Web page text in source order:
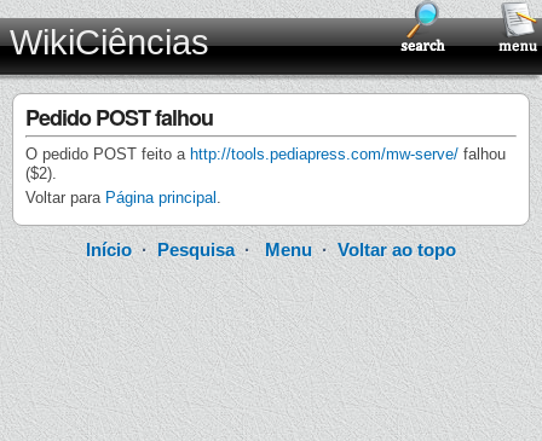
WikiCiências
Pedido POST falhou
O pedido POST feito a http://tools.pediapress.com/mw-serve/ falhou
($2).
Voltar para Página principal .
Início·Pesquisa· Menu· Voltar ao topo